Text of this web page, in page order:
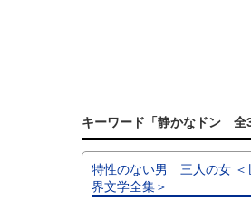
キーワード「静かなドン 全
特性のない男 三人の女 ＜
界文学全集＞